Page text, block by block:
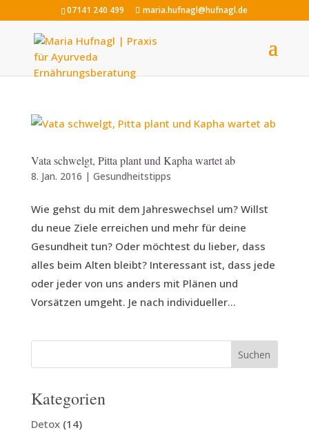
07141 240 499 maria.hufnagl@hufnagl.de
Vata schwelgt, Pitta plant und Kapha wartet ab
8. Jan. 2016 | Gesundheitstipps
Wie gehst du mit dem Jahreswechsel um? Willst
du neue Ziele erreichen und mehr für deine
Gesundheit tun? Oder möchtest du lieber, dass
alles beim Alten bleibt? Interessant ist, dass jede
oder jeder von uns anders mit Plänen und
Vorsätzen umgeht. Je nach individueller...
Kategorien
Detox(14)